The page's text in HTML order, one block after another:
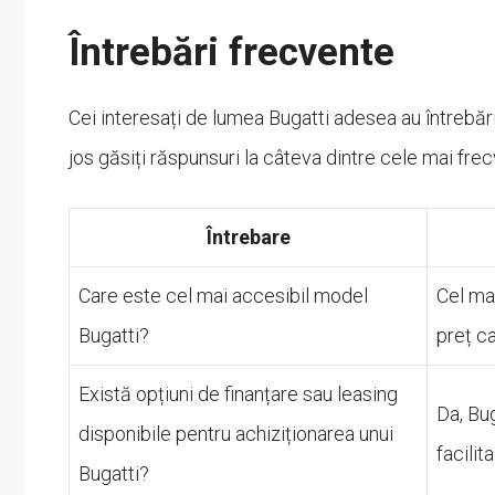
Întrebări frecvente
Cei interesați de lumea Bugatti adesea au
jos găsiți răspunsuri la câteva dintre cele mai
Întrebare
Care este cel mai accesibil model
Bugatti?
Cel
preț
Există opțiuni de finanțare sau leasing
disponibile pentru achiziționarea unui
Bugatti?
Da,